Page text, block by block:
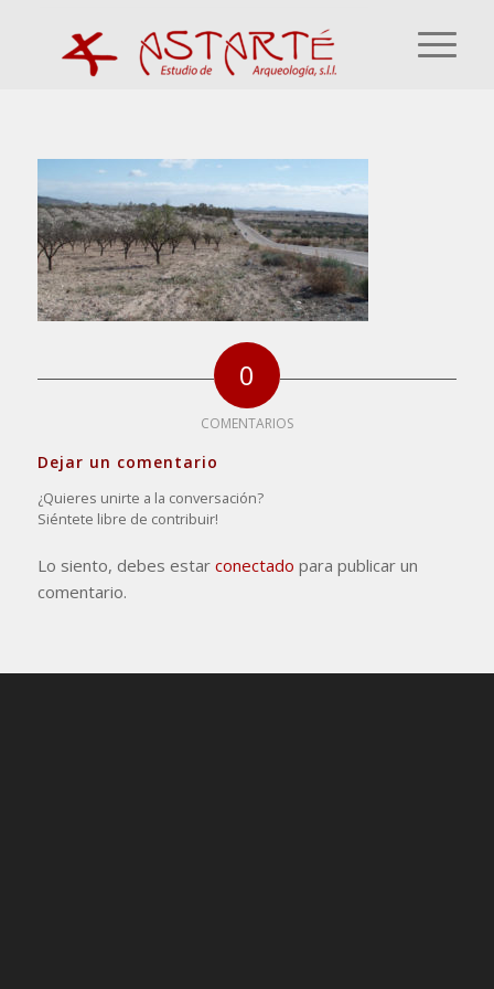
0
COMENTARIOS
Dejar un comentario
¿Quieres unirte a la conversación?
Siéntete libre de contribuir!
Lo siento, debes estar conectado para publicar un
comentario.